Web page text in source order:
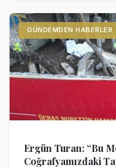
GÜNDEMDEN HABERLER
Ergün Turan: “Bu
Coğrafyamızdaki